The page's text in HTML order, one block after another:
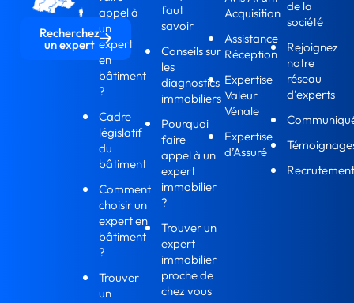
appel à
un
expert
en
bâtiment
?
Cadre
législatif
du
bâtiment
Comment
choisir un
expert en
bâtiment
?
Trouver
un
faut
savoir
Conseils sur
les
diagnostics
immobiliers
Pourquoi
faire
appel à un
expert
immobilier
?
Trouver un
expert
immobilier
proche de
chez vous
Acquisition
Assistance
Réception
Expertise
Valeur
Vénale
Expertise
d’Assuré
de la
société
Rejoignez
notre
réseau
d’experts
Recherchez
un expert